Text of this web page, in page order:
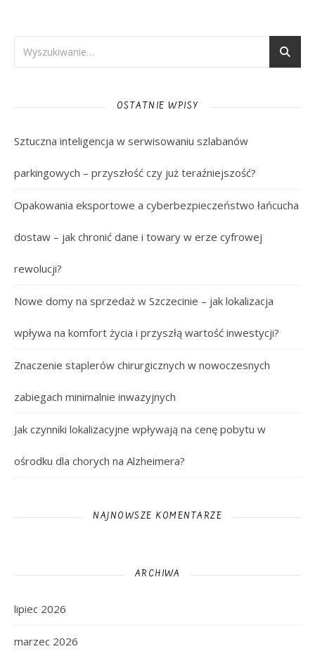
OSTATNIE WPISY
Sztuczna inteligencja w serwisowaniu szlabanów
parkingowych – przyszłość czy już teraźniejszość?
Opakowania eksportowe a cyberbezpieczeństwo łańcucha
dostaw – jak chronić dane i towary w erze cyfrowej
rewolucji?
Nowe domy na sprzedaż w Szczecinie – jak lokalizacja
wpływa na komfort życia i przyszłą wartość inwestycji?
Znaczenie staplerów chirurgicznych w nowoczesnych
zabiegach minimalnie inwazyjnych
Jak czynniki lokalizacyjne wpływają na cenę pobytu w
ośrodku dla chorych na Alzheimera?
NAJNOWSZE KOMENTARZE
ARCHIWA
lipiec 2026
marzec 2026